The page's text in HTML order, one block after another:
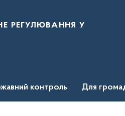
регулювання у
контроль Для